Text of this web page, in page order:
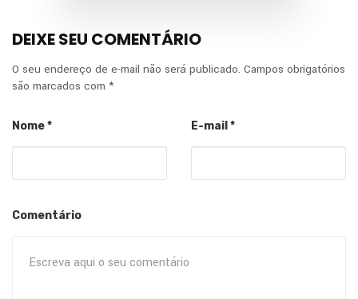
DEIXE SEU COMENTÁRIO
O seu endereço de e-mail não será publicado. Campos obrigatórios
são marcados com *
Nome* E-mail *
Comentário